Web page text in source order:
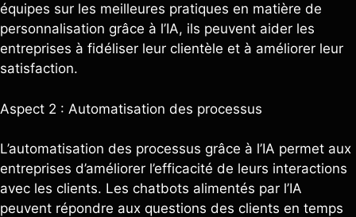
équipes sur les meilleures pratiques en matière de
personnalisation grâce à l’IA, ils peuvent aider les
entreprises à fidéliser leur clientèle et à améliorer leur
satisfaction.
Aspect 2 : Automatisation des processus
L’automatisation des processus grâce à l’IA permet aux
entreprises d’améliorer l’efficacité de leurs interactions
avec les clients. Les chatbots alimentés par l’IA
peuvent répondre aux questions des clients en temps